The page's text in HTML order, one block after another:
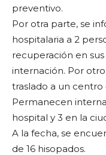
preventivo.
Por otra parte, se
hospitalaria a 2
recuperación en
internación. Por
traslado a un
Permanecen
hospital y 3 en la
A la fecha, se
de 16 hisopados.